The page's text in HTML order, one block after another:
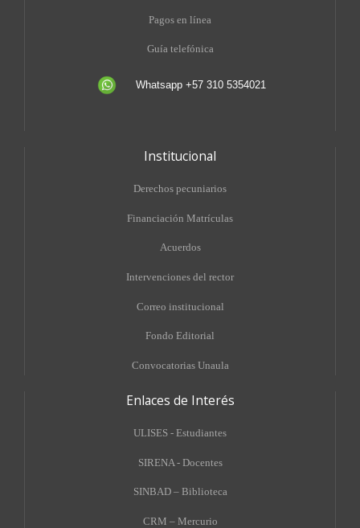
Pagos en línea
Guía telefónica
Whatsapp +57 310 5354021
Institucional
Derechos pecuniarios
Financiación Matrículas
Acuerdos
Intervenciones del rector
Correo institucional
Fondo Editorial
Convocatorias Unaula
Enlaces de Interés
ULISES - Estudiantes
SIRENA - Docentes
SINBAD – Biblioteca
CRM – Mercurio